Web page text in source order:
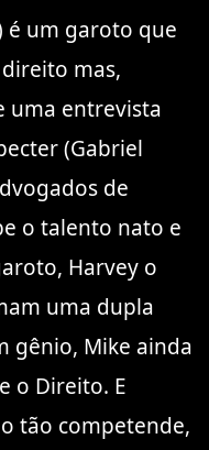
é um garoto que
mas,
uma entrevista
(Gabriel
de
o talento nato e
Harvey o
uma dupla
gênio, Mike ainda
o Direito. E
tão competende,